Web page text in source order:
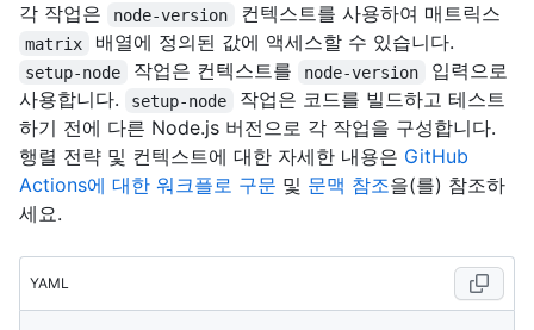
각 작업은
node-version 컨텍스트를 사용하여 매트릭스
matrix 배열에 정의된 값에 액세스할 수 있습니다.
setup-node 작업은 컨텍스트를 node-version
입력으로
사용합니다.
setup-node
작업은 코드를 빌드하고 테스트
하기 전에 다른 Node.js 버전으로 각 작업을 구성합니다.
행렬 전략 및 컨텍스트에 대한 자세한 내용은 GitHub
Actions에 대한 워크플로 구문 및 문맥 참조을(를) 참조하
세요.
YAML